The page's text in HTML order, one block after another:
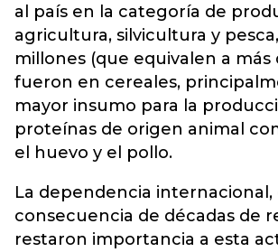
al país en la categoría de
agricultura, silvicultura y
millones (que equivalen a más
fueron en cereales,
mayor insumo para la
proteínas de origen animal
el huevo y el pollo.
La dependencia internacional,
consecuencia de décadas de
restaron importancia a esta